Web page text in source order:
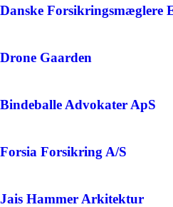
Danske Forsikringsmæglere
Drone Gaarden
Bindeballe Advokater ApS
Forsia Forsikring A/S
Jais Hammer Arkitektur